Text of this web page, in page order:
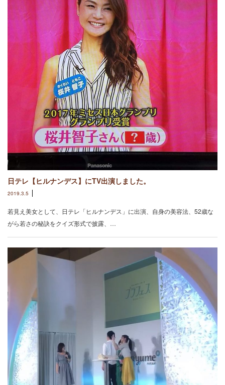
日テレ【ヒルナンデス】にTV出演しました。
2019.3.5
若見え美女として、日テレ「ヒルナンデス」に出演、自身の美容法、52歳な
がら若さの秘訣をクイズ形式で披露、…